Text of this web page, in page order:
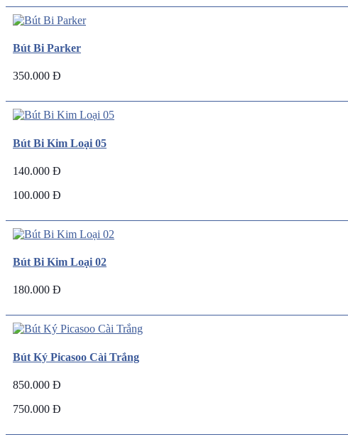
Bút Bi Parker
350.000 Đ
Bút Bi Kim Loại 05
140.000 Đ
100.000 Đ
Bút Bi Kim Loại 02
180.000 Đ
Bút Ký Picasoo Cài Trắng
850.000 Đ
750.000 Đ